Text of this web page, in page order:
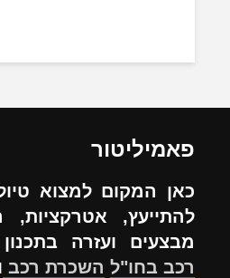
פאמיליטור
כאן המקום למצוא
להתייעץ, אטרקציות,
מבצעים ועזרה
רכב בחו"ל השכרת רכב